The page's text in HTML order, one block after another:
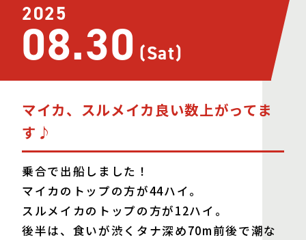
2025
08.30 (Sat)
マイカ、スルメイカ良い数上がってま
す♪
乗合で出船しました！
マイカのトップの方が44ハイ。
スルメイカのトップの方が12ハイ。
後半は、食いが渋くタナ深め70m前後で潮な